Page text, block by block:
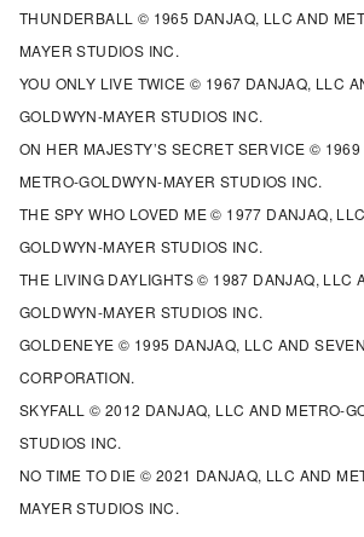
THUNDERBALL © 1965 DANJAQ, LLC AND
MAYER STUDIOS INC.
YOU ONLY LIVE TWICE © 1967 DANJAQ, LLC
GOLDWYN-MAYER STUDIOS INC.
ON HER MAJESTY’S SECRET SERVICE ©
METRO-GOLDWYN-MAYER STUDIOS INC.
THE SPY WHO LOVED ME © 1977 DANJAQ,
GOLDWYN-MAYER STUDIOS INC.
THE LIVING DAYLIGHTS © 1987 DANJAQ, LLC
GOLDWYN-MAYER STUDIOS INC.
GOLDENEYE © 1995 DANJAQ, LLC AND
CORPORATION.
SKYFALL © 2012 DANJAQ, LLC AND METRO-
STUDIOS INC.
NO TIME TO DIE © 2021 DANJAQ, LLC AND
MAYER STUDIOS INC.